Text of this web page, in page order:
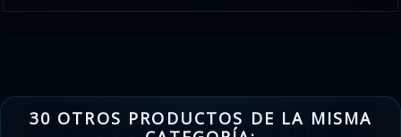
30 OTROS PRODUCTOS DE LA MISMA